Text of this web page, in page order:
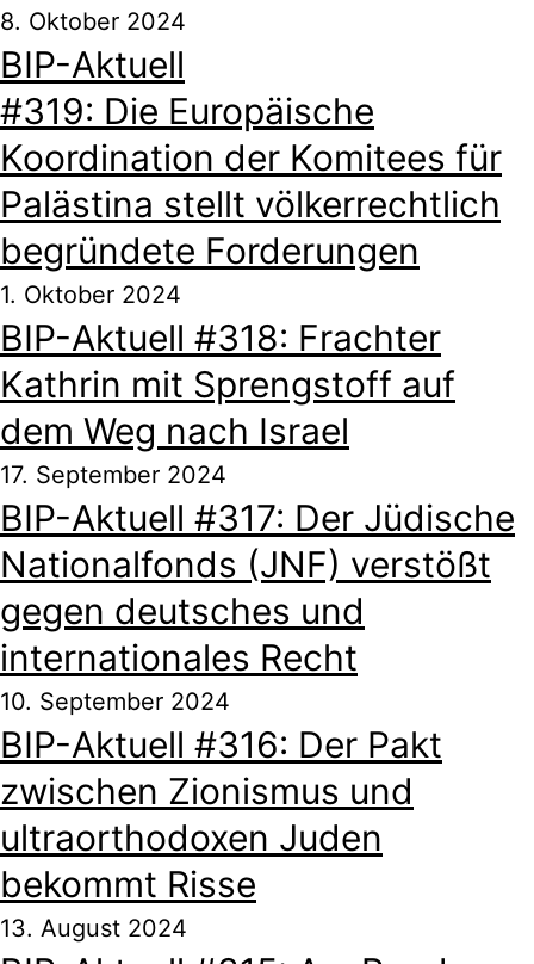
8. Oktober 2024
BIP-Aktuell
#319: Die Europäische
Koordination der Komitees für
Palästina stellt völkerrechtlich
begründete Forderungen
1. Oktober 2024
BIP-Aktuell #318: Frachter
Kathrin mit Sprengstoff auf
dem Weg nach Israel
17. September 2024
BIP-Aktuell #317: Der Jüdische
Nationalfonds (JNF) verstößt
gegen deutsches und
internationales Recht
10. September 2024
BIP-Aktuell #316: Der Pakt
zwischen Zionismus und
ultraorthodoxen Juden
bekommt Risse
13. August 2024